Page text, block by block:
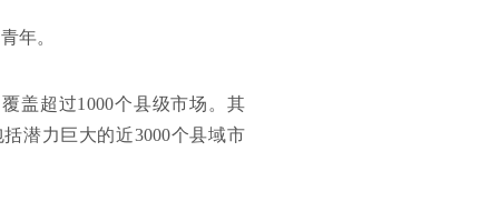
年。
盖超过1000个县级市场。其
潜力巨大的近3000个县域市